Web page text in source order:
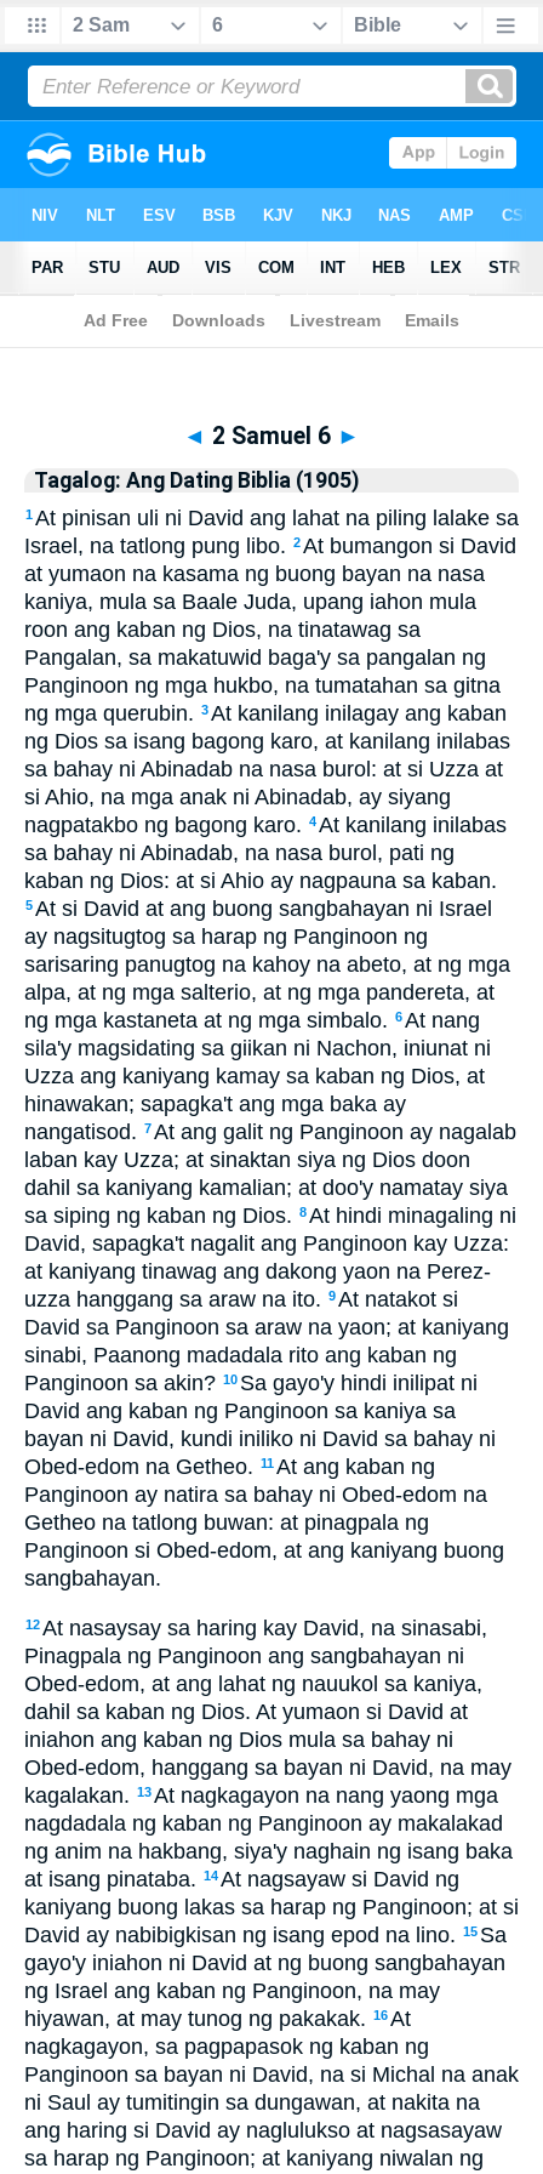
Biblia Tagalog: Ang Dating Biblia (1905)> 2 Samuel 6
◄ 2 Samuel 6 ►
Tagalog: Ang Dating Biblia (1905)
1At pinisan uli ni David ang lahat na piling lalake sa
Israel, na tatlong pung libo. 2At bumangon si David
at yumaon na kasama ng buong bayan na nasa
kaniya, mula sa Baale Juda, upang iahon mula
roon ang kaban ng Dios, na tinatawag sa
Pangalan, sa makatuwid baga'y sa pangalan ng
Panginoon ng mga hukbo, na tumatahan sa gitna
ng mga querubin. 3At kanilang inilagay ang kaban
ng Dios sa isang bagong karo, at kanilang inilabas
sa bahay ni Abinadab na nasa burol: at si Uzza at
si Ahio, na mga anak ni Abinadab, ay siyang
nagpatakbo ng bagong karo. 4At kanilang inilabas
sa bahay ni Abinadab, na nasa burol, pati ng
kaban ng Dios: at si Ahio ay nagpauna sa kaban.
5At si David at ang buong sangbahayan ni Israel
ay nagsitugtog sa harap ng Panginoon ng
sarisaring panugtog na kahoy na abeto, at ng mga
alpa, at ng mga salterio, at ng mga pandereta, at
ng mga kastaneta at ng mga simbalo. 6At nang
sila'y magsidating sa giikan ni Nachon, iniunat ni
Uzza ang kaniyang kamay sa kaban ng Dios, at
hinawakan; sapagka't ang mga baka ay
nangatisod. 7At ang galit ng Panginoon ay nagalab
laban kay Uzza; at sinaktan siya ng Dios doon
dahil sa kaniyang kamalian; at doo'y namatay siya
sa siping ng kaban ng Dios. 8At hindi minagaling ni
David, sapagka't nagalit ang Panginoon kay Uzza:
at kaniyang tinawag ang dakong yaon na Perez-
uzza hanggang sa araw na ito. 9At natakot si
David sa Panginoon sa araw na yaon; at kaniyang
sinabi, Paanong madadala rito ang kaban ng
Panginoon sa akin? 10 Sa gayo'y hindi inilipat ni
David ang kaban ng Panginoon sa kaniya sa
bayan ni David, kundi iniliko ni David sa bahay ni
Obed-edom na Getheo. 11At ang kaban ng
Panginoon ay natira sa bahay ni Obed-edom na
Getheo na tatlong buwan: at pinagpala ng
Panginoon si Obed-edom, at ang kaniyang buong
sangbahayan.
12At nasaysay sa haring kay David, na sinasabi,
Pinagpala ng Panginoon ang sangbahayan ni
Obed-edom, at ang lahat ng nauukol sa kaniya,
dahil sa kaban ng Dios. At yumaon si David at
iniahon ang kaban ng Dios mula sa bahay ni
Obed-edom, hanggang sa bayan ni David, na may
kagalakan. 13At nagkagayon na nang yaong mga
nagdadala ng kaban ng Panginoon ay makalakad
ng anim na hakbang, siya'y naghain ng isang baka
at isang pinataba. 14At nagsayaw si David ng
kaniyang buong lakas sa harap ng Panginoon; at si
David ay nabibigkisan ng isang epod na lino. 15 Sa
gayo'y iniahon ni David at ng buong sangbahayan
ng Israel ang kaban ng Panginoon, na may
hiyawan, at may tunog ng pakakak. 16At
nagkagayon, sa pagpapasok ng kaban ng
Panginoon sa bayan ni David, na si Michal na anak
ni Saul ay tumitingin sa dungawan, at nakita na
ang haring si David ay naglulukso at nagsasayaw
sa harap ng Panginoon; at kaniyang niwalan ng